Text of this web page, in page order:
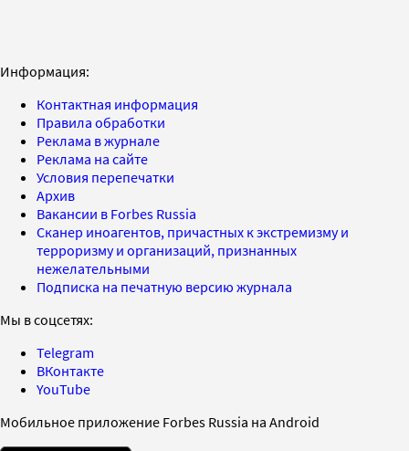
Информация:
Контактная информация
Правила обработки
Реклама в журнале
Реклама на сайте
Условия перепечатки
Архив
Вакансии в Forbes Russia
Сканер иноагентов, причастных к экстремизму и
терроризму и организаций, признанных
нежелательными
Подписка на печатную версию журнала
Мы в соцсетях:
Telegram
ВКонтакте
YouTube
Мобильное приложение Forbes Russia на Android